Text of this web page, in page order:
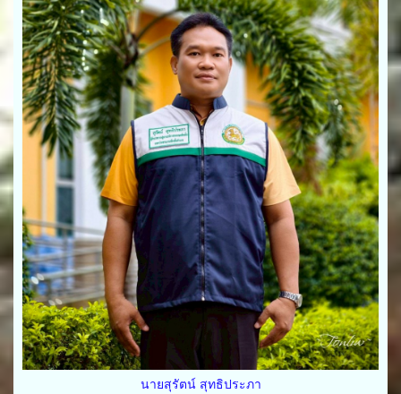
นายสุรัตน์ สุทธิประภา